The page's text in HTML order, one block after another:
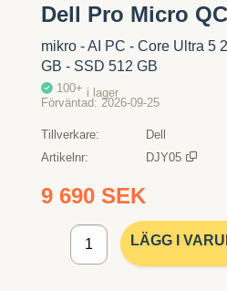
Dell Pro Micro
mikro - AI PC - Core Ultra 5
GB - SSD 512 GB
100+ i lager
Förväntad 2026-09-25
Tillverkare
Dell
Artikelnr
DJY05
9 690 SEK
Lägg i kundvagnLÄGG I